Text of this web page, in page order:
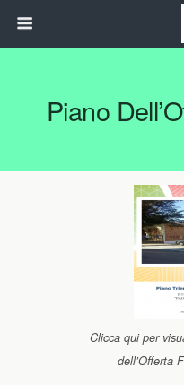
Piano
Clicca qui per
dell’Offerta